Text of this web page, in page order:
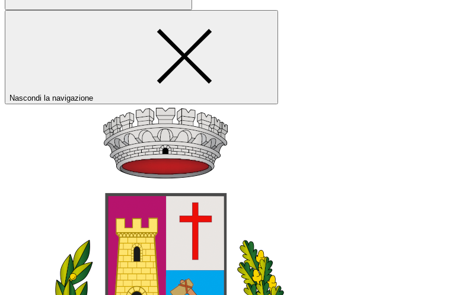
Nascondi la navigazione